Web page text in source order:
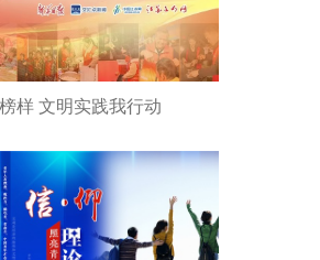
样 文明实践我行动